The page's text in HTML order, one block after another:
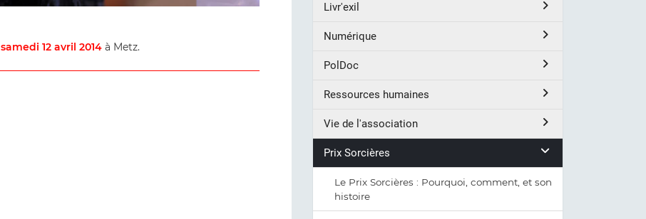
samedi 12 avril 2014 à Metz.
Livr'exil
Numérique
PolDoc
Ressources humaines
Vie de l'association
Prix Sorcières
Le Prix Sorcières : Pourquoi, comment, et son
histoire